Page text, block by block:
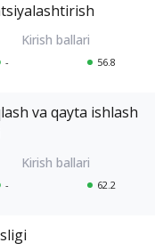
- 56.8
va qayta ishlash
- 62.2